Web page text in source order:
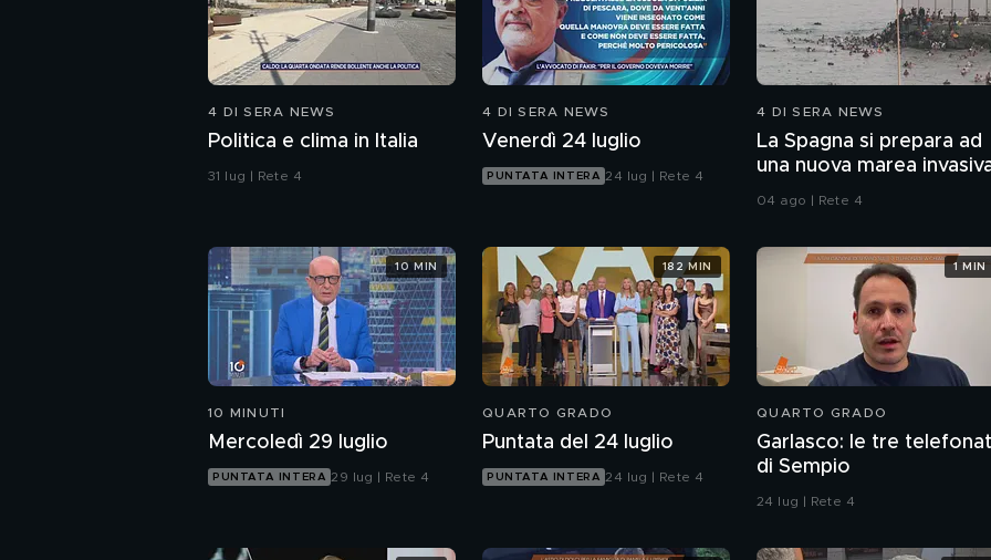
4 DI SERA NEWS
Politica e clima in Italia
31 lug | Rete 4
4 DI SERA NEWS
Venerdì 24 luglio
PUNTATA INTERA 24 lug | Rete 4
4 DI SERA NEWS
La Spagna si prepara ad
una nuova marea
04 ago | Rete 4
10 MINUTI
Mercoledì 29 luglio
PUNTATA INTERA 29 lug | Rete 4
10 MIN
QUARTO GRADO
Puntata del 24 luglio
PUNTATA INTERA 24 lug | Rete 4
182 MIN
QUARTO GRADO
Garlasco: le tre
di Sempio
24 lug | Rete 4
1 MIN